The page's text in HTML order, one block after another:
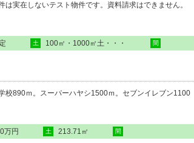
は実在しないテスト物件です。資料請求はできません。
土 100㎡・1000㎡土・・・ 間
校890ｍ。スーパーハヤシ1500ｍ。セブンイレブン1100
万円 土 213.71㎡ 間